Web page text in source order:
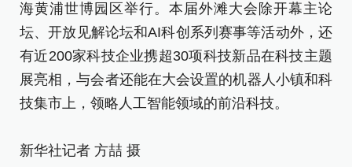
海黄浦世博园区举行。本届外滩大会除开幕主论
坛、开放见解论坛和AI科创系列赛事等活动外，还
有近200家科技企业携超30项科技新品在科技主题
展亮相，与会者还能在大会设置的机器人小镇和科
技集市上，领略人工智能领域的前沿科技。
新华社记者 方喆 摄